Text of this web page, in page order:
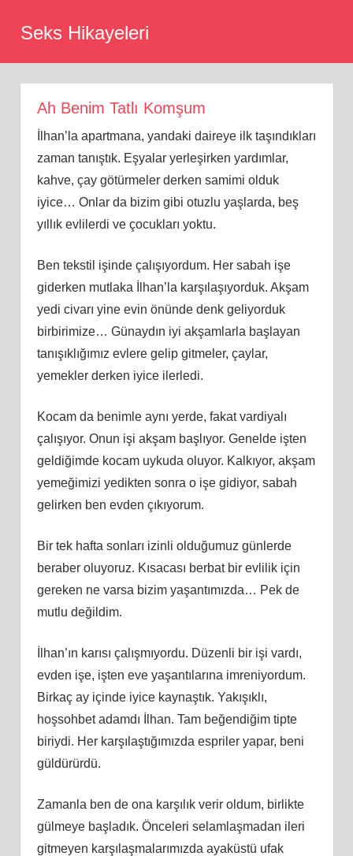
Seks Hikayeleri
Ah Benim Tatlı Komşum
İlhan’la apartmana, yandaki daireye ilk taşındıkları
zaman tanıştık. Eşyalar yerleşirken yardımlar,
kahve, çay götürmeler derken samimi olduk
iyice… Onlar da bizim gibi otuzlu yaşlarda, beş
yıllık evlilerdi ve çocukları yoktu.
Ben tekstil işinde çalışıyordum. Her sabah işe
giderken mutlaka İlhan’la karşılaşıyorduk. Akşam
yedi civarı yine evin önünde denk geliyorduk
birbirimize… Günaydın iyi akşamlarla başlayan
tanışıklığımız evlere gelip gitmeler, çaylar,
yemekler derken iyice ilerledi.
Kocam da benimle aynı yerde, fakat vardiyalı
çalışıyor. Onun işi akşam başlıyor. Genelde işten
geldiğimde kocam uykuda oluyor. Kalkıyor, akşam
yemeğimizi yedikten sonra o işe gidiyor, sabah
gelirken ben evden çıkıyorum.
Bir tek hafta sonları izinli olduğumuz günlerde
beraber oluyoruz. Kısacası berbat bir evlilik için
gereken ne varsa bizim yaşantımızda… Pek de
mutlu değildim.
İlhan’ın karısı çalışmıyordu. Düzenli bir işi vardı,
evden işe, işten eve yaşantılarına imreniyordum.
Birkaç ay içinde iyice kaynaştık. Yakışıklı,
hoşsohbet adamdı İlhan. Tam beğendiğim tipte
biriydi. Her karşılaştığımızda espriler yapar, beni
güldürürdü.
Zamanla ben de ona karşılık verir oldum, birlikte
gülmeye başladık. Önceleri selamlaşmadan ileri
gitmeyen karşılaşmalarımızda ayaküstü ufak